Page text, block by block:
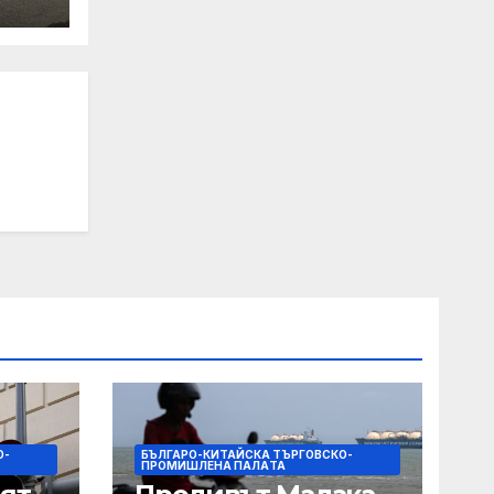
БЪЛГАРО-КИТАЙСКА ТЪРГОВСКО-
ПРОМИШЛЕНА ПАЛAТА